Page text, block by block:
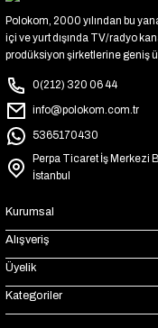
Polokom, 2000 yılından bu
içi ve yurt dışında TV/radyo
prodüksiyon şirketlerine geniş
0(212) 320 06 44
info@polokom.com.tr
5365170430
Perpa Ticaret İş Merkezi
İstanbul
Kurumsal
Alışveriş
Üyelik
Kategoriler